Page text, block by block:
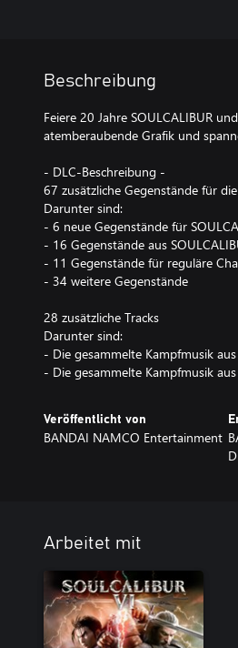
Beschreibung
Feiere 20 Jahre SOULCALIBUR
atemberaubende Grafik und
- DLC-Beschreibung -
67 zusätzliche Gegenstände für
Darunter sind:
- 6 neue Gegenstände für
- 16 Gegenstände aus
- 11 Gegenstände für reguläre
- 34 weitere Gegenstände
28 zusätzliche Tracks
Darunter sind:
- Die gesammelte Kampfmusik
- Die gesammelte Kampfmusik
Veröffentlicht von
BANDAI NAMCO Entertainment
Arbeitet mit